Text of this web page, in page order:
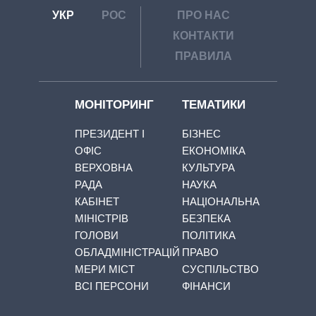
УКР РОС
ПРО НАС
КОНТАКТИ
ПРАВИЛА
МОНІТОРИНГ
ПРЕЗИДЕНТ І
ОФІС
ВЕРХОВНА
РАДА
КАБІНЕТ
МІНІСТРІВ
ГОЛОВИ
ОБЛАДМІНІСТРАЦІЙ
МЕРИ МІСТ
ВСІ ПЕРСОНИ
ТЕМАТИКИ
БІЗНЕС
ЕКОНОМІКА
КУЛЬТУРА
НАУКА
НАЦІОНАЛЬНА
БЕЗПЕКА
ПОЛІТИКА
ПРАВО
СУСПІЛЬСТВО
ФІНАНСИ